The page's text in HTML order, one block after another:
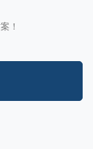
！